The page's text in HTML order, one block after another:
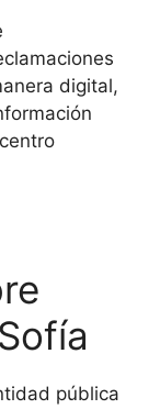
digital,
pública